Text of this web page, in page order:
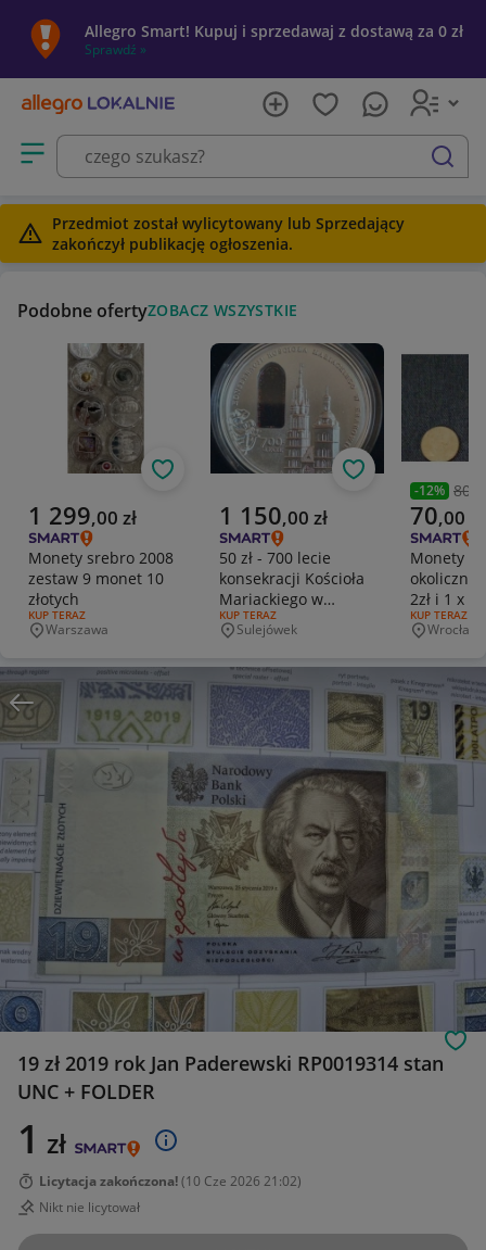
Allegro Smart! Kupuj i sprzedawaj z dostawą za 0 zł
Sprawdź »
Otwórz menu z kategoriami
szukaj
Przedmiot został wylicytowany lub Sprzedający
zakończył publikację ogłoszenia.
Podobne ofertyZOBACZ WSZYSTKIE
Aktualna cena
1 299,00 zł
Monety srebro 2008
zestaw 9 monet 10
złotych
RODZAJ OFERTY:
KUP TERAZ
Miejscowość
Warszawa
Obserwuj
Aktualna cena
1 150,00 zł
50 zł - 700 lecie
konsekracji Kościoła
Mariackiego w
Krakowie (2020)
RODZAJ OFERTY:
KUP TERAZ
Miejscowość
Sulejówek
Obserwuj
-12%
Aktualna
70,00
Monety
2zł i 1 x
RODZAJ
KUP TERAZ
Wrocław
19 zł 2019 rok Jan Paderewski RP0019314 stan
UNC + FOLDER
1 zł
Licytacja zakończona!(10 Cze 2026 21:02)
Nikt nie licytował